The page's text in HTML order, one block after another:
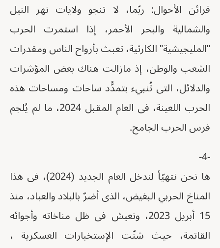
قرائن الأحوال: ربّما، لا تنجو ولايات نهر النيل
والشمالية والبحر الأحمر، إذا استمرت الحرب
"المليجيشية" الكارثية، تعبث بأرواح الناس ومقدرات
الشعب والوطن، إذ مازالت هناك بعض المؤشرات
والدلائل، التى تُنبيء بتمدُّد ساحات ومساحات هذه
الحرب اللعينة، فى العام المقبل 2024، ما لم يُلجم
فرس الحرب الجامح.
-4-
ها نحن نتهيّأ لندخل العام الجديد (2024)، فى هذا
المناخ الحربي البغيض، الذى أضرّ بالبلاد والعباد، منذ
15 أبريل 2023، ونعيش فى ظل مناخاته وأجوائه
القاتمة، حيث شنّت الإستخبارات العسكرية ،